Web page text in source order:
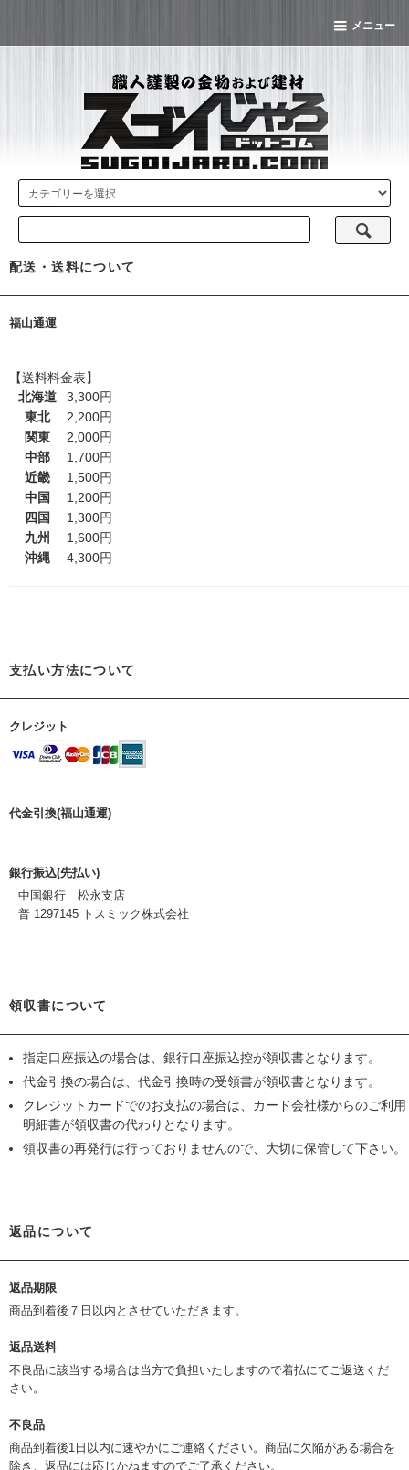
メニュー
配送・送料について
福山通運
【送料料金表】
北海道
3,300円
東北
2,200円
関東
2,000円
中部
1,700円
近畿
1,500円
中国
1,200円
四国
1,300円
九州
1,600円
沖縄
4,300円
支払い方法について
クレジット
代金引換(福山通運)
銀行振込(先払い)
中国銀行 松永支店
普 1297145 トスミック株式会社
領収書について
指定口座振込の場合は、銀行口座振込控が領収書となります。
代金引換の場合は、代金引換時の受領書が領収書となります。
クレジットカードでのお支払の場合は、カード会社様からのご利用
明細書が領収書の代わりとなります。
領収書の再発行は行っておりませんので、大切に保管して下さい。
返品について
返品期限
商品到着後７日以内とさせていただきます。
返品送料
不良品に該当する場合は当方で負担いたしますので着払にてご返送くだ
さい。
不良品
商品到着後1日以内に速やかにご連絡ください。商品に欠陥がある場合を
除き、返品には応じかねますのでご了承ください。